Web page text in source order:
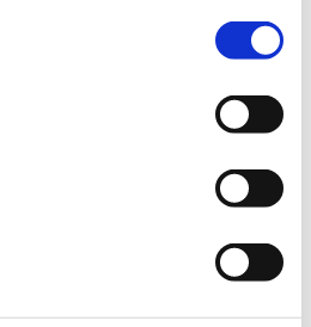
i praksis.
det hyggelig sammen. Det
oppmøte på vår første åpne
at enda flere får dette